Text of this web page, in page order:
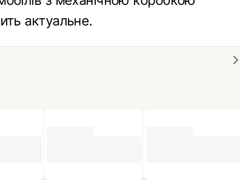
актуальне.